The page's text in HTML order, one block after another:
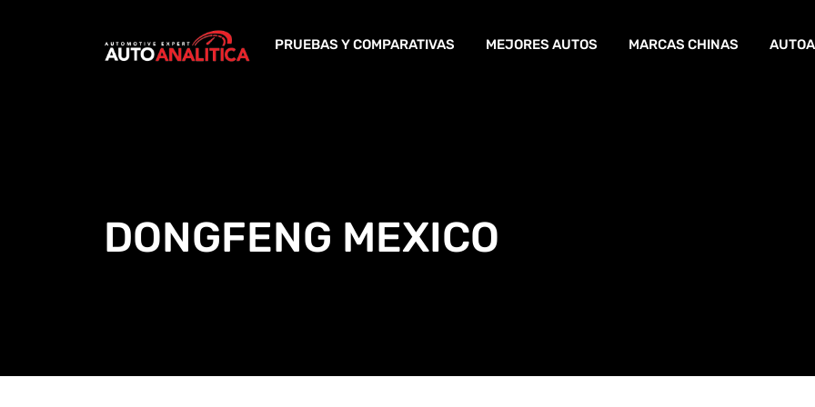
PRUEBAS Y COMPARATIVAS MEJORES AUTOS MARCAS CHINAS
DONGFENG MEXICO